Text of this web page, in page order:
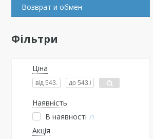
Возврат и обмен
Фільтри
Ціна
Наявність
В наявності
1
Акція